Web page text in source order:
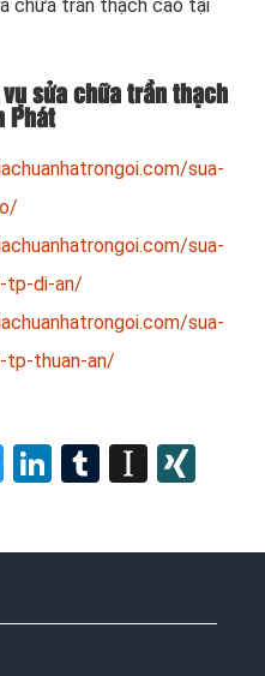
chữa trần thạch cao tại
sửa chữa trần thạch
Phát
sua-
sua-
tp-di-an/
sua-
tp-thuan-an/
TwitterLinkedIn
Tumblr